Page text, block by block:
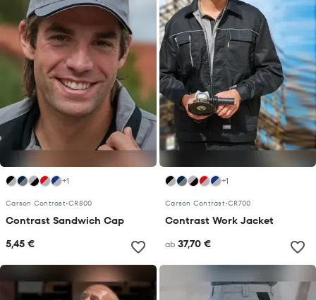
+1
Carson Contrast•CR800
Contrast Sandwich Cap
5,45 €
+1
Carson Contrast•CR700
Contrast Work Jacket
ab 37,70 €